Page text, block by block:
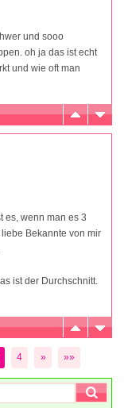
und sooo
oh ja das ist echt
und wie oft man
es, wenn man es 3
Bekannte von mir
ist der Durchschnitt.
4 » »»